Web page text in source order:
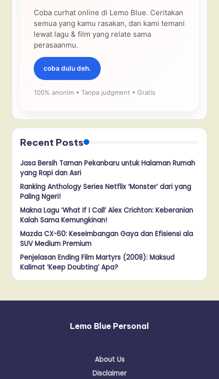
Coba curhat online di Lemo Blue. Ceritakan
semua yang kamu rasakan, dan kami temani
lewat lagu & film yang relate sama
perasaanmu.
coba dulu deh.
100% anonim • Tanpa judgment • Gratis
Recent Posts
Jasa Bersih Taman Pekanbaru untuk Halaman Rumah
yang Rapi dan Asri
Ranking Anthology Series Netflix ‘Monster’ dari yang
Paling Ngeri!
Makna Lagu ‘What If I Call’ Alex Crichton: Keberanian
Kalah Sama Kemungkinan!
Mazda CX-60: Keseimbangan Gaya dan Efisiensi ala
SUV Medium Premium
Penjelasan Ending Film Martyrs (2008): Maksud
Kalimat ‘Keep Doubting’ Apa?
Lemo Blue Personal
About Us
Disclaimer